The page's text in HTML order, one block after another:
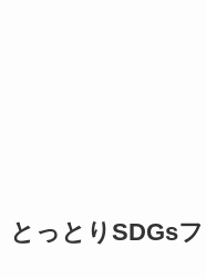
とっとりSDGs